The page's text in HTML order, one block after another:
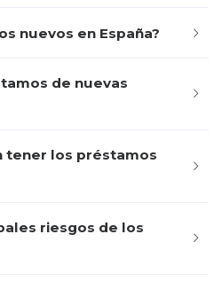
nuevos en España?
de nuevas
tener los préstamos
riesgos de los